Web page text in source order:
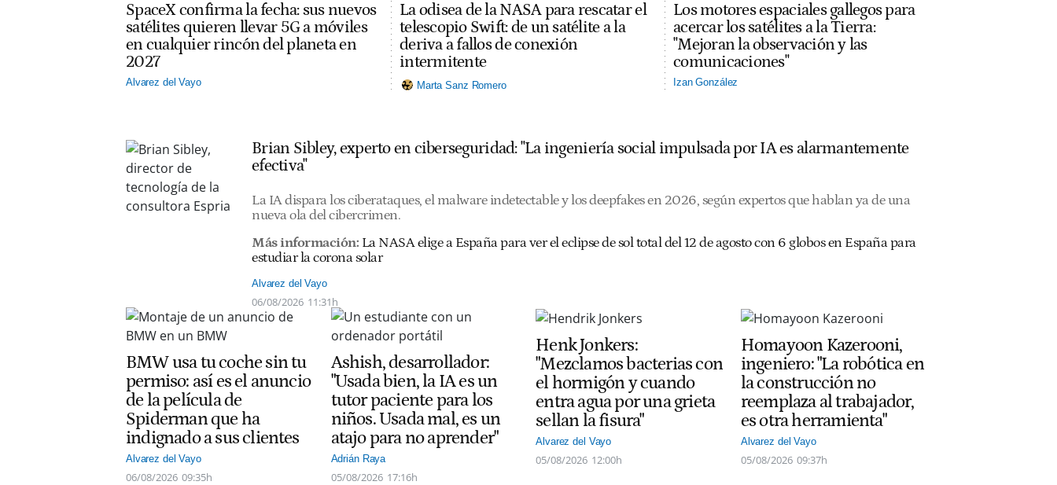
SpaceX confirma la fecha: sus nuevos
satélites quieren llevar 5G a móviles
en cualquier rincón del planeta en
2027
Alvarez del Vayo
La odisea de la NASA para rescatar el
telescopio Swift: de un satélite a la
deriva a fallos de conexión
intermitente
Marta Sanz Romero
Los motores espaciales gallegos para
acercar los satélites a la Tierra:
"Mejoran la observación y las
comunicaciones"
Izan González
Brian Sibley, experto en ciberseguridad: "La ingeniería social impulsada por IA es alarmantemente
efectiva"
La IA dispara los ciberataques, el malware indetectable y los deepfakes en 2026, según expertos que hablan ya de una
nueva ola del cibercrimen.
Más información: La NASA elige a España para ver el eclipse de sol total del 12 de agosto con 6 globos en España para
estudiar la corona solar
Alvarez del Vayo
06/08/2026 11:31h
BMW usa tu coche sin tu
permiso: así es el anuncio
de la película de
Spiderman que ha
indignado a sus clientes
Alvarez del Vayo
06/08/2026 09:35h
Ashish, desarrollador:
"Usada bien, la IA es un
tutor paciente para los
niños. Usada mal, es un
atajo para no aprender"
Adrián Raya
05/08/2026 17:16h
Henk Jonkers:
"Mezclamos bacterias con
el hormigón y cuando
entra agua por una grieta
sellan la fisura"
Alvarez del Vayo
05/08/2026 12:00h
Homayoon Kazerooni,
ingeniero: "La robótica en
la construcción no
reemplaza al trabajador,
es otra herramienta"
Alvarez del Vayo
05/08/2026 09:37h